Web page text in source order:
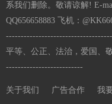
系我们删除。敬请谅解! E-
QQ656658883 飞机：
平等、公正、法治，爱国、
--------------------------
关于我们 广告合作 我